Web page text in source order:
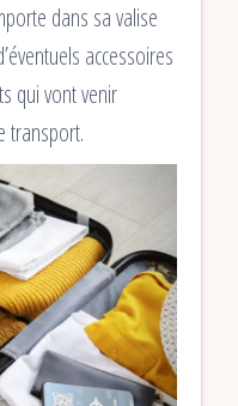
dans sa valise
accessoires
qui vont venir
transport.